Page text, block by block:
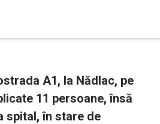
A1, la Nădlac, pe
11 persoane, însă
spital, în stare de